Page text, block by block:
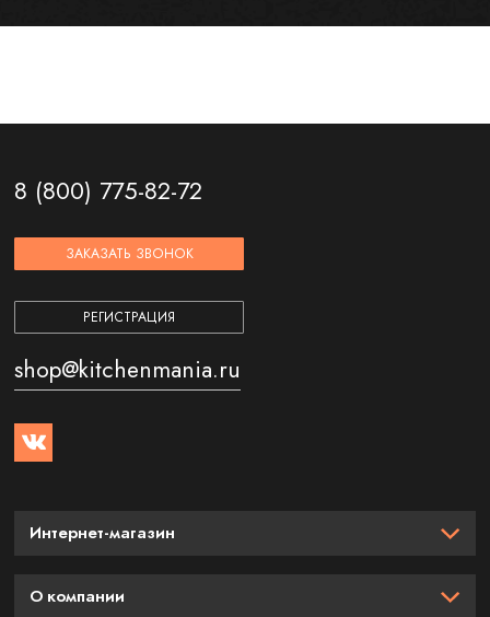
8 (800) 775-82-72
ЗАКАЗАТЬ ЗВОНОК
РЕГИСТРАЦИЯ
shop@kitchenmania.ru
Интернет-магазин
О компании